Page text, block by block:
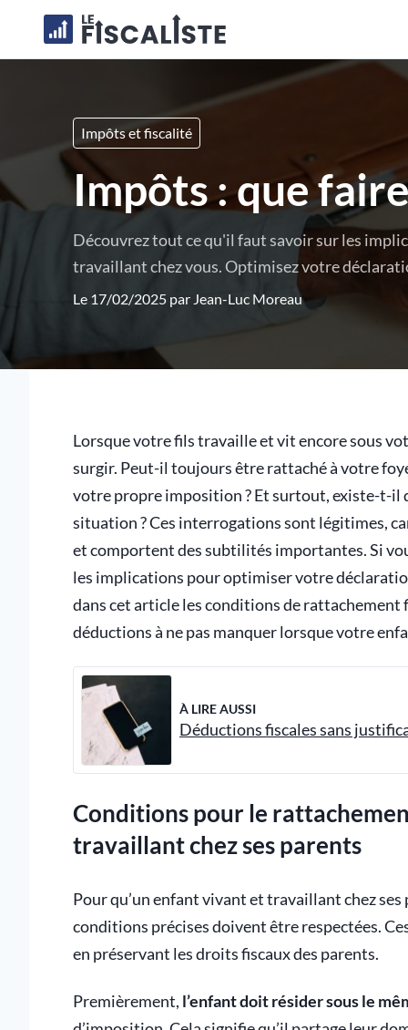
Impôts et fiscalité
Impôts : que
Découvrez tout ce qu'il faut savoir sur les
travaillant chez vous. Optimisez votre
Le 17/02/2025 par Jean-Luc Moreau
Lorsque votre fils travaille et vit encore sous
surgir. Peut-il toujours être rattaché à votre
votre propre imposition ? Et surtout, existe-t-il
situation ? Ces interrogations sont légitimes,
et comportent des subtilités importantes. Si
les implications pour optimiser votre
dans cet article les conditions de rattachement
déductions à ne pas manquer lorsque votre
À LIRE AUSSI
Déductions fiscales sans
Conditions pour le
travaillant chez ses parents
Pour qu’un enfant vivant et travaillant chez
conditions précises doivent être respectées.
en préservant les droits fiscaux des parents.
Premièrement, l’enfant doit résider sous le